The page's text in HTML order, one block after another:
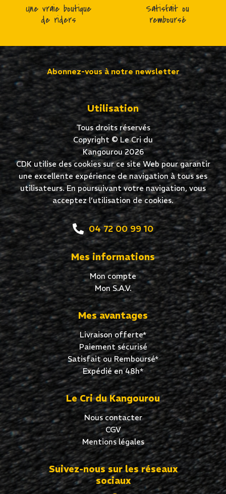
Une vraie boutique
de riders
Satisfait ou
remboursé
Abonnez-vous à notre newsletter
Utilisation
Tous droits réservés
Copyright © Le Cri du
Kangourou 2026
CDK utilise des cookies sur ce site Web pour garantir
une excellente expérience de navigation à tous ses
utilisateurs. En poursuivant votre navigation, vous
acceptez l’utilisation de cookies.
04 72 00 99 10
Mes informations
Mon compte
Mon S.A.V.
Mes avantages
Livraison offerte*
Paiement sécurisé
Satisfait ou Remboursé*
Expédié en 48h*
Le Cri du Kangourou
Nous contacter
CGV
Mentions légales
Suivez-nous sur les réseaux
sociaux